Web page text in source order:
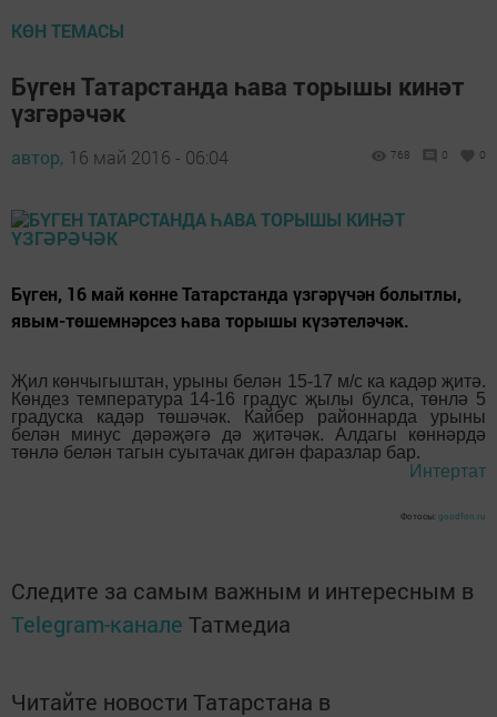
КӨН ТЕМАСЫ
Бүген Татарстанда һава торышы кинәт
үзгәрәчәк
автор, 16 май 2016 - 06:04 768 0 0
Бүген, 16 май көнне Татарстанда үзгәрүчән болытлы,
явым-төшемнәрсез һава торышы күзәтеләчәк.
Җил көнчыгыштан, урыны белән 15-17 м/с ка кадәр җитә.
Көндез температура 14-16 градус җылы булса, төнлә 5
градуска кадәр төшәчәк. Кайбер районнарда урыны
белән минус дәрәҗәгә дә җитәчәк. Алдагы көннәрдә
төнлә белән тагын суытачак дигән фаразлар бар.
Интертат
Фотосы: goodfon.ru
Следите за самым важным и интересным в
Telegram-канале Татмедиа
Читайте новости Татарстана в